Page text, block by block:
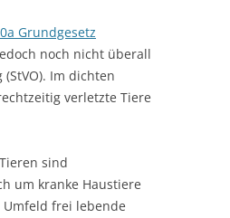
Grundgesetz
noch nicht überall
Im dichten
verletzte Tiere
sind
um kranke Haustiere
Umfeld frei lebende